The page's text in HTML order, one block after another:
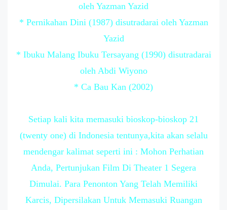
oleh Yazman Yazid
* Pernikahan Dini (1987) disutradarai oleh Yazman
Yazid
* Ibuku Malang Ibuku Tersayang (1990) disutradarai
oleh Abdi Wiyono
* Ca Bau Kan (2002)
Setiap kali kita memasuki bioskop-bioskop 21
(twenty one) di Indonesia tentunya,kita akan selalu
mendengar kalimat seperti ini : Mohon Perhatian
Anda, Pertunjukan Film Di Theater 1 Segera
Dimulai. Para Penonton Yang Telah Memiliki
Karcis, Dipersilakan Untuk Memasuki Ruangan